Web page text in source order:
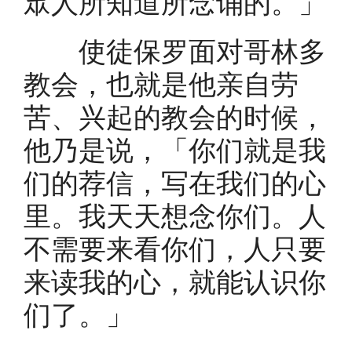
使徒保罗面对哥林多
教会，也就是他亲自劳
苦、兴起的教会的时候，
他乃是说，「你们就是我
们的荐信，写在我们的心
里。我天天想念你们。人
不需要来看你们，人只要
来读我的心，就能认识你
们了。」